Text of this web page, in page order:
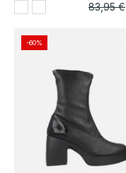
83,95 €
-60%